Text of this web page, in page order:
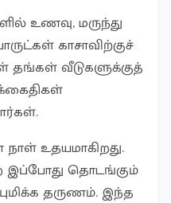
உணவு, மருந்து
காசாவிற்குச்
வீடுகளுக்குத்
நாள் உதயமாகிறது.
இப்போது தொடங்கும்
தருணம். இந்த